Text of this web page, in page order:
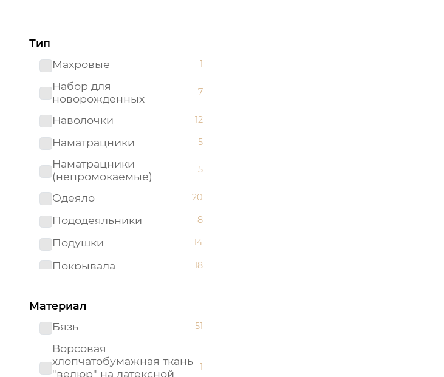
Тип
Махровые
1
Набор для
новорожденных
7
Наволочки 12
Наматрацники 5
Наматрацники
(непромокаемые)
5
Одеяло 20
Пододеяльники 8
Подушки 14
Покрывала 18
Материал
Бязь
51
Ворсовая
хлопчатобумажная ткань
"велюр" на латексной
1